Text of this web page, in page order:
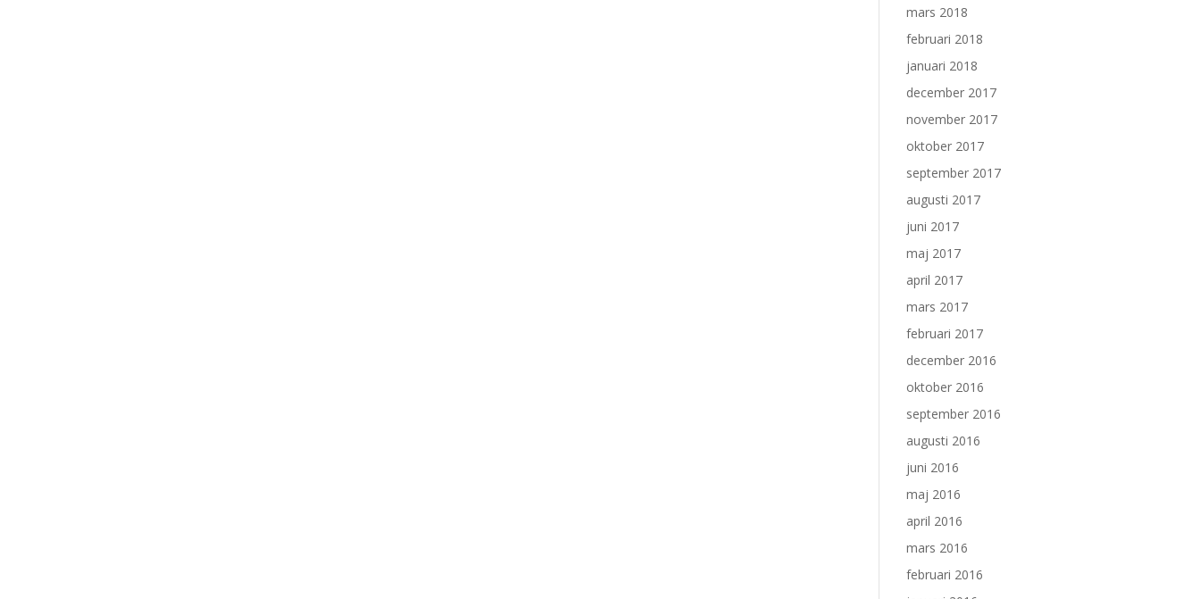
mars 2018
februari 2018
januari 2018
december 2017
november 2017
oktober 2017
september 2017
augusti 2017
juni 2017
maj 2017
april 2017
mars 2017
februari 2017
december 2016
oktober 2016
september 2016
augusti 2016
juni 2016
maj 2016
april 2016
mars 2016
februari 2016